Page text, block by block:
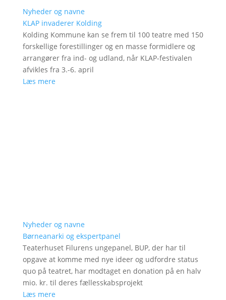
Nyheder og navne
KLAP invaderer Kolding
Kolding Kommune kan se frem til 100 teatre med 150
forskellige forestillinger og en masse formidlere og
arrangører fra ind- og udland, når KLAP-festivalen
afvikles fra 3.-6. april
Læs mere
Nyheder og navne
Børneanarki og ekspertpanel
Teaterhuset Filurens ungepanel, BUP, der har til
opgave at komme med nye ideer og udfordre status
quo på teatret, har modtaget en donation på en halv
mio. kr. til deres fællesskabsprojekt
Læs mere